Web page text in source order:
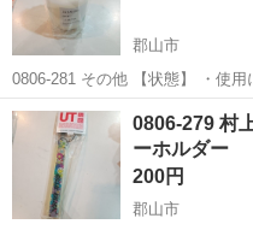
郡山市
0806-281 その他 【状態】 ・使用に伴う多少のスレ、キズ、落としき
れない汚れなどございます ・詳
は出来かねますのでご了承願い
ご...
福島 郡山市
0806-279 村
ーホルダー
200円
郡山市